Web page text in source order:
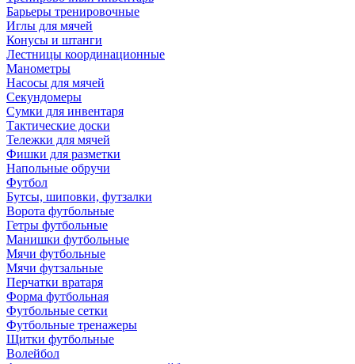
Барьеры тренировочные
Иглы для мячей
Конусы и штанги
Лестницы координационные
Манометры
Насосы для мячей
Секундомеры
Сумки для инвентаря
Тактические доски
Тележки для мячей
Фишки для разметки
Напольные обручи
Футбол
Бутсы, шиповки, футзалки
Ворота футбольные
Гетры футбольные
Манишки футбольные
Мячи футбольные
Мячи футзальные
Перчатки вратаря
Форма футбольная
Футбольные сетки
Футбольные тренажеры
Щитки футбольные
Волейбол